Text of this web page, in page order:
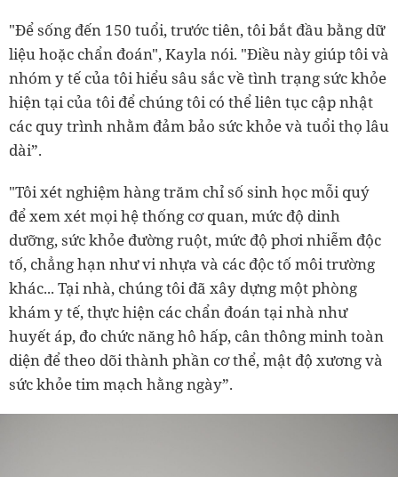
"Để sống đến 150 tuổi, trước tiên, tôi bắt đầu bằng dữ
liệu hoặc chẩn đoán", Kayla nói. "Điều này giúp tôi và
nhóm y tế của tôi hiểu sâu sắc về tình trạng sức khỏe
hiện tại của tôi để chúng tôi có thể liên tục cập nhật
các quy trình nhằm đảm bảo sức khỏe và tuổi thọ lâu
dài”.
"Tôi xét nghiệm hàng trăm chỉ số sinh học mỗi quý
để xem xét mọi hệ thống cơ quan, mức độ dinh
dưỡng, sức khỏe đường ruột, mức độ phơi nhiễm độc
tố, chẳng hạn như vi nhựa và các độc tố môi trường
khác... Tại nhà, chúng tôi đã xây dựng một phòng
khám y tế, thực hiện các chẩn đoán tại nhà như
huyết áp, đo chức năng hô hấp, cân thông minh toàn
diện để theo dõi thành phần cơ thể, mật độ xương và
sức khỏe tim mạch hằng ngày”.